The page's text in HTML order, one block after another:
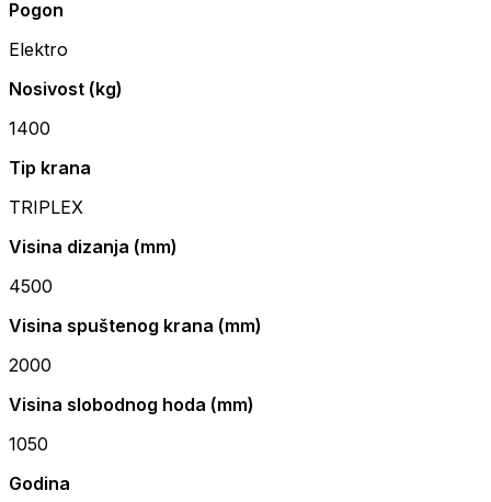
Pogon
Elektro
Nosivost (kg)
1400
Tip krana
TRIPLEX
Visina dizanja (mm)
4500
Visina spuštenog krana (mm)
2000
Visina slobodnog hoda (mm)
1050
Godina